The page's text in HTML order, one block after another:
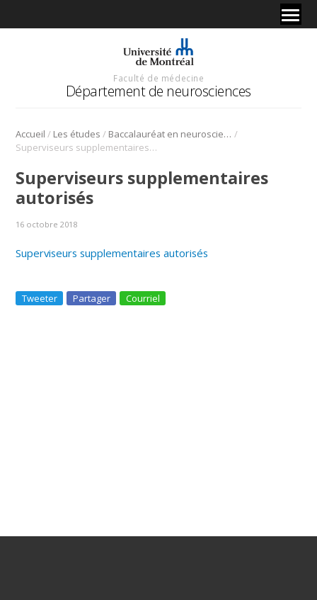
Faculté de médecine
Département de neurosciences
Accueil / Les études / Baccalauréat en neurosciences /
Superviseurs supplementaires autorisés
Superviseurs supplementaires
autorisés
16 octobre 2018
Superviseurs supplementaires autorisés
Tweeter Partager Courriel